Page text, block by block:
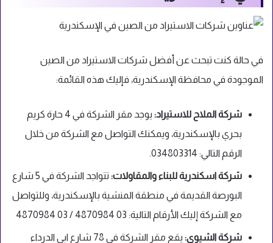
في حالة كنت تبحث عن أفضل شركات الاستيراد من الصين
الموجودة في محافظة الإسكندرية، فإليك هذه القائمة:
شركة الملاح للاستيراد:
يوجد مقر الشركة في 4 حارة كريم
بحري بالإسكندرية، ويمكنك التواصل مع الشركة من خلال
الرقم التالي: 034803314.
شركة اسكندرية للبناء والمقاولات:
تتواجد الشركة في 5 شارع
البورصة القديمة في منطقة المنشية بالإسكندرية، وللتواصل
مع الشركة إليك الأرقام التالية: 03 4870984 / 03 4870984
شركة الشيوى:
يقع مقر الشركة في 78 شارع ابى الدرداء